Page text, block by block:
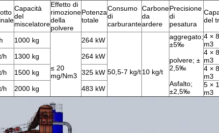
Capacità
del
miscelatore
Effetto di
rimozione
della
polvere
Potenza
totale
Consumo
di
carburante
Carbone
da
ardere
Precisione
di
pesatura
del
1000 kg
≤ 20
mg/Nm3
264 kW
50,5-7 kg/t10 kg/t
aggregato;
±5‰
polvere; ±
2,5‰
Asfalto;
±2,5‰
4 ×
m3
h 1300 kg 264 kW
4 ×
m3
h 1500 kg 325 kW
4 ×
m3
h 2000 kg 483 kW
5 ×
m3